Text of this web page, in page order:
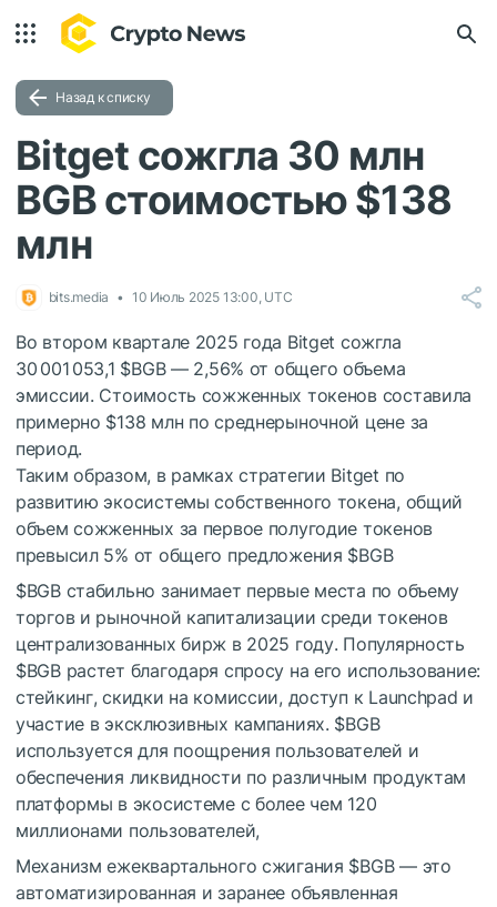
Назад к списку
Bitget сожгла 30 млн
BGB стоимостью $138
млн
bits.media 10 Июль 2025 13:00, UTC
Во втором квартале 2025 года Bitget сожгла
30 001 053,1 $BGB— 2,56% от общего объема
эмиссии. Стоимость сожженных токенов составила
примерно $138 млн по среднерыночной цене за
период.
Таким образом, в рамках стратегии Bitget по
развитию экосистемы собственного токена, общий
объем сожженных за первое полугодие токенов
превысил 5% от общего предложения $BGB
$BGBстабильно занимает первые места по объему
торгов и рыночной капитализации среди токенов
централизованных бирж в 2025 году. Популярность
$BGBрастет благодаря спросу на его использование:
стейкинг, скидки на комиссии, доступ к Launchpad и
участие в эксклюзивных кампаниях. $BGB
используется для поощрения пользователей и
обеспечения ликвидности по различным продуктам
платформы в экосистеме с более чем 120
миллионами пользователей,
Механизм ежеквартального сжигания $BGB— это
автоматизированная и заранее объявленная